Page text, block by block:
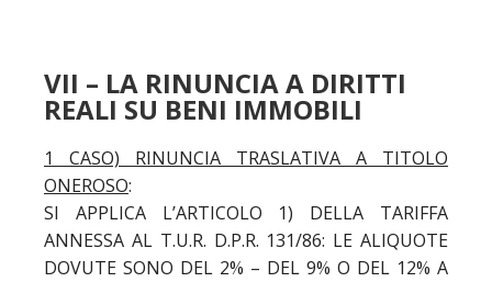
VII – LA RINUNCIA A DIRITTI
REALI SU BENI IMMOBILI
1 CASO) RINUNCIA TRASLATIVA A TITOLO
ONEROSO:
SI APPLICA L’ARTICOLO 1) DELLA TARIFFA
ANNESSA AL T.U.R. D.P.R. 131/86: LE ALIQUOTE
DOVUTE SONO DEL 2% – DEL 9% O DEL 12% A